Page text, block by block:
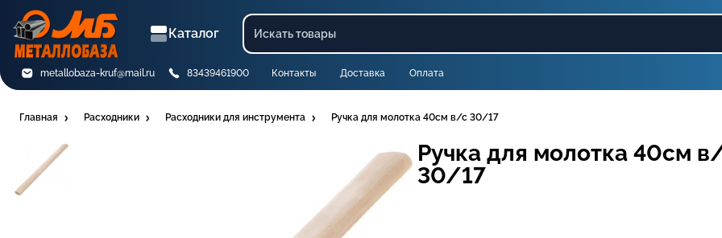
Каталог
metallobaza-kruf@mail.ru 83439461900 Контакты Доставка Оплата
Главная Расходники Расходники для инструмента Ручка для молотка 40см в/с 30/17
Ручка для молотка 40см
30/17